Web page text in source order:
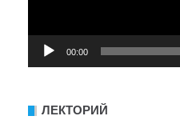
00:00
ЛЕКТОРИЙ